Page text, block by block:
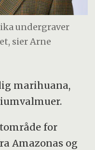
undergraver
sier Arne
marihuana,
for
Amazonas og